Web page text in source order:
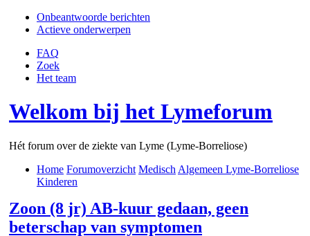
Onbeantwoorde berichten
Actieve onderwerpen
FAQ
Zoek
Het team
Welkom bij het Lymeforum
Hét forum over de ziekte van Lyme (Lyme-Borreliose)
Home Forumoverzicht Medisch Algemeen Lyme-Borreliose
Kinderen
Zoon (8 jr) AB-kuur gedaan, geen
beterschap van symptomen